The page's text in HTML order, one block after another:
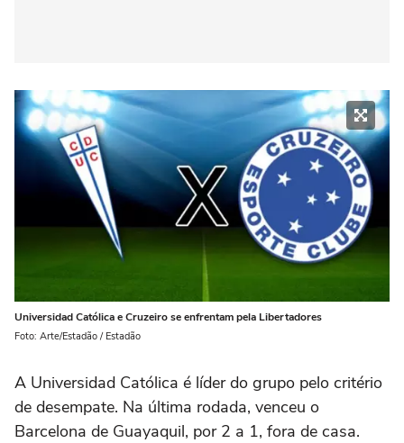
Universidad Católica e Cruzeiro se enfrentam pela Libertadores
Foto: Arte/Estadão / Estadão
A Universidad Católica é líder do grupo pelo critério
de desempate. Na última rodada, venceu o
Barcelona de Guayaquil, por 2 a 1, fora de casa.